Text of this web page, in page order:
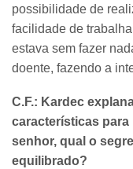
possibilidade de
facilidade de
estava sem fazer
doente, fazendo a
C.F.: Kardec
características para
senhor, qual o
equilibrado?